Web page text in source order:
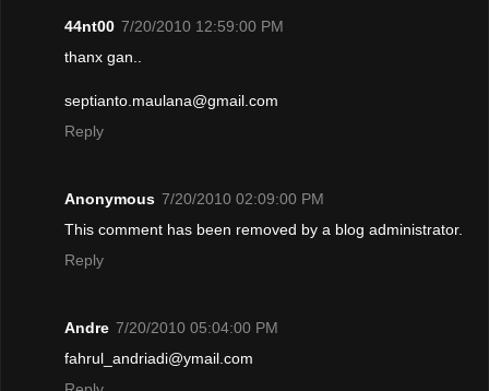
44nt00 7/20/2010 12:59:00 PM
thanx gan..
septianto.maulana@gmail.com
Reply
Anonymous 7/20/2010 02:09:00 PM
This comment has been removed by a blog administrator.
Reply
Andre 7/20/2010 05:04:00 PM
fahrul_andriadi@ymail.com